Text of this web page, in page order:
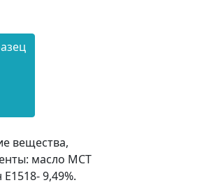
вещества,
масло МСТ
9,49%.